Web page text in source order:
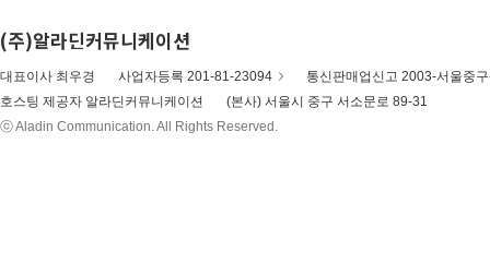
(주)알라딘커뮤니케이션
대표이사 최우경 사업자등록 201-81-23094
통신판매업신고 2003-서울중
호스팅 제공자 알라딘커뮤니케이션
(본사) 서울시 중구 서소문로 89-31
ⓒ Aladin Communication. All Rights Reserved.